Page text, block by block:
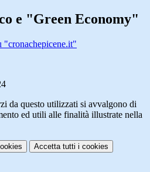
e "Green Economy"
da questo utilizzati si avvalgono di
ed utili alle finalità illustrate nella
Accetta tutti i cookies